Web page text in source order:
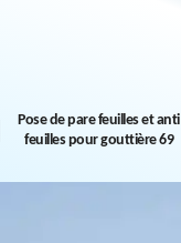
Pose de pare feuilles et anti
feuilles pour gouttière 69